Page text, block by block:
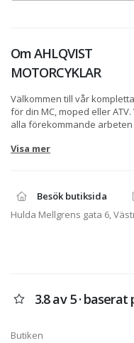
OmAHLQVIST
MOTORCYKLAR
Välkommen till vår
för din MC, moped eller
alla förekommande arbeten
avancerade motorarbeten
Peugeot mopeder. Rieju
utför även arbeten på
fabrikat.
orginaltillbehör och
även en auktoriserad
Visa mer
Besök butiksida
Hulda Mellgrens gata 6,
3.8 av 5 ·
Butiken